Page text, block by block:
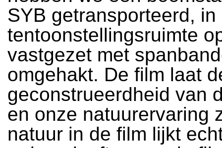
SYB getransporteerd, in
tentoonstellingsruimte
vastgezet met
omgehakt. De film laat
geconstrueerdheid van
en onze natuurervaring
natuur in de film lijkt